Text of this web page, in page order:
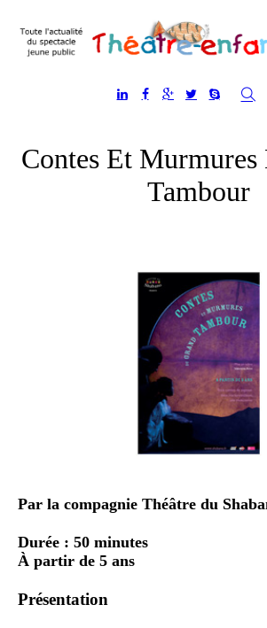
Contes Et Murmures
Tambour
Par la compagnie Théâtre du
Durée : 50 minutes
À partir de 5 ans
Présentation